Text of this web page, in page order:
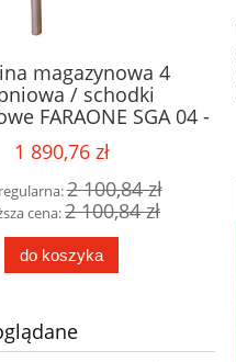
magazynowa 4
/ schodki
FARAONE SGA 04 -
2,78m
1 890,76 zł
2 100,84 zł
cena:2 100,84 zł
do koszyka